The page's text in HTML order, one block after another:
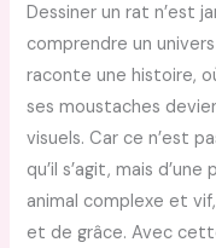
Dessiner un rat n’est
comprendre un
raconte une histoire,
ses moustaches
visuels. Car ce n’est
qu’il s’agit, mais
animal complexe et
et de grâce. Avec